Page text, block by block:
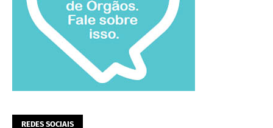
REDES SOCIAIS